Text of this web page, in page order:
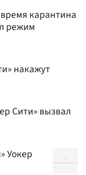
карантина
режим
накажут
Сити» вызвал
Уокер